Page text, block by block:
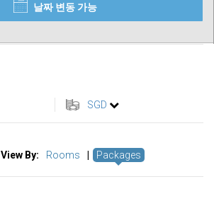
날짜 변동 가능
SGD
View By: Rooms Packages